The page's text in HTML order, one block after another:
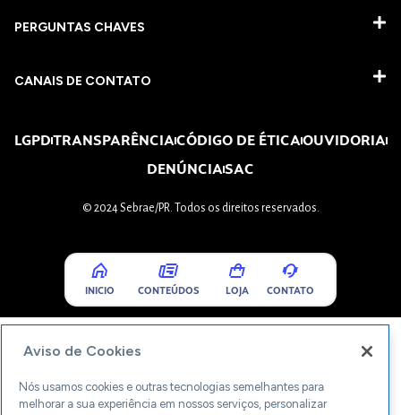
PERGUNTAS CHAVES​
CANAIS DE CONTATO
LGPDTRANSPARÊNCIACÓDIGO DE ÉTICAOUVIDORIA
DENÚNCIASAC
© 2024 Sebrae/PR. Todos os direitos reservados.
INICIO CONTEÚDOS LOJA CONTATO
Aviso de Cookies
Nós usamos cookies e outras tecnologias semelhantes para
melhorar a sua experiência em nossos serviços, personalizar